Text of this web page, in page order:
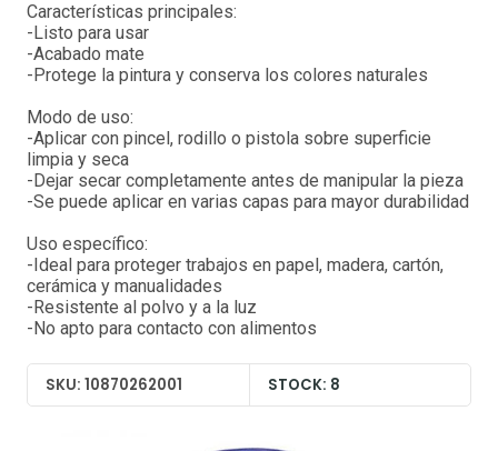
Características principales:
-Listo para usar
-Acabado mate
-Protege la pintura y conserva los colores naturales
Modo de uso:
-Aplicar con pincel, rodillo o pistola sobre superficie
limpia y seca
-Dejar secar completamente antes de manipular la pieza
-Se puede aplicar en varias capas para mayor durabilidad
Uso específico:
-Ideal para proteger trabajos en papel, madera, cartón,
cerámica y manualidades
-Resistente al polvo y a la luz
-No apto para contacto con alimentos
SKU: 10870262001 STOCK: 8